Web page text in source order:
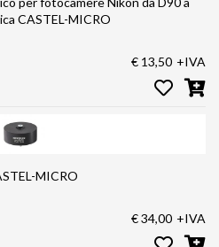
CASTEL-MICRO
€ 13,50 +IVA
MICRO
€ 34,00 +IVA